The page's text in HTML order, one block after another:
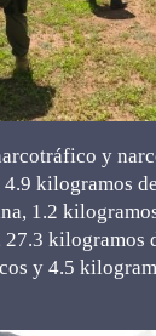
y
4.9 kilogramos
1.2
kilogramos
y 4.5